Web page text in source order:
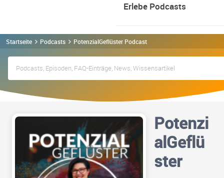
Erlebe Podcasts
Startseite Podcasts PotenzialGeflüster Podcast
Potenzi
alGeflü
ster